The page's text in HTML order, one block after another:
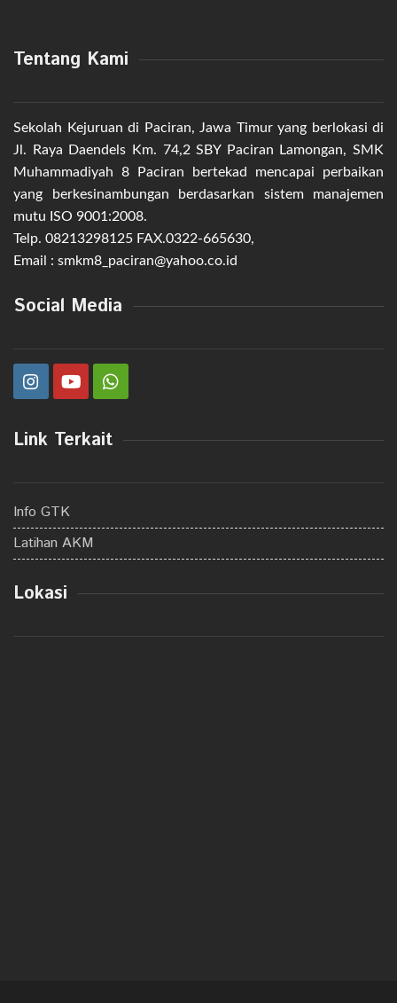
Tentang Kami
Sekolah Kejuruan di Paciran, Jawa Timur yang berlokasi di
Jl. Raya Daendels Km. 74,2 SBY Paciran Lamongan, SMK
Muhammadiyah 8 Paciran bertekad mencapai perbaikan
yang berkesinambungan berdasarkan sistem manajemen
mutu ISO 9001:2008.
Telp. 08213298125 FAX.0322-665630,
Email : smkm8_paciran@yahoo.co.id
Social Media
Link Terkait
Info GTK
Latihan AKM
Lokasi